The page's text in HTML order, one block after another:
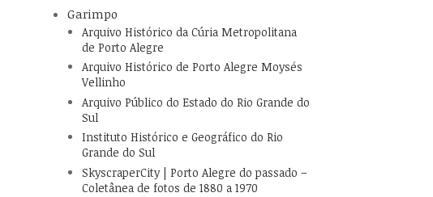
Garimpo
Arquivo Histórico da Cúria Metropolitana
de Porto Alegre
Arquivo Histórico de Porto Alegre Moysés
Vellinho
Arquivo Público do Estado do Rio Grande do
Sul
Instituto Histórico e Geográfico do Rio
Grande do Sul
SkyscraperCity | Porto Alegre do passado –
Coletânea de fotos de 1880 a 1970